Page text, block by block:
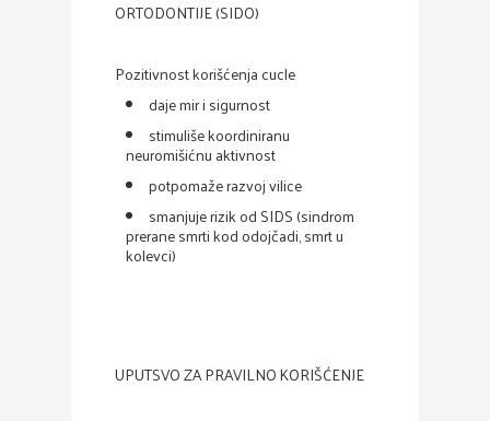
ORTODONTIJE (SIDO)
Pozitivnost korišćenja cucle
daje mir i sigurnost
stimuliše koordiniranu
neuromišićnu aktivnost
potpomaže razvoj vilice
smanjuje rizik od SIDS (sindrom
prerane smrti kod odojčadi, smrt u
kolevci)
UPUTSVO ZA PRAVILNO KORIŠĆENJE